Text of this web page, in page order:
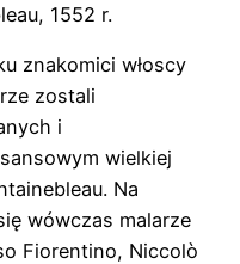
1552 r.
znakomici włoscy
zostali
i
wielkiej
Na
wówczas malarze
Fiorentino, Niccolò